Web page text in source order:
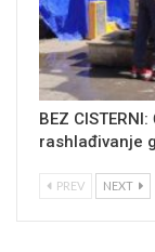
BEZ
rashlađivanje
PREV NEXT